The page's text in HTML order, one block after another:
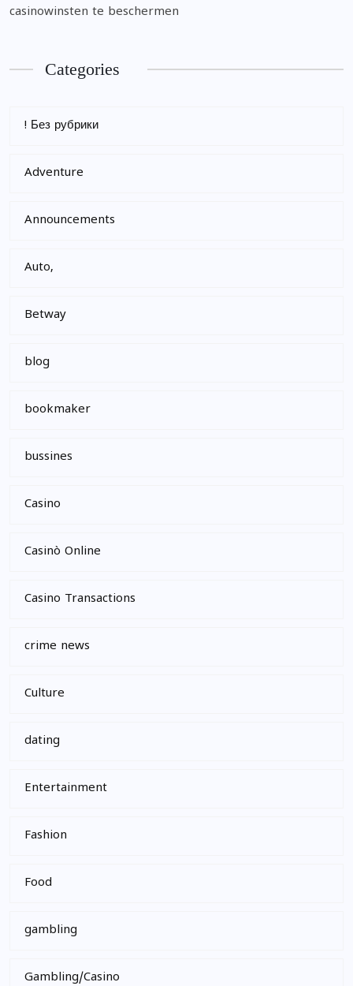
casinowinsten te beschermen
Categories
! Без рубрики
Adventure
Announcements
Auto,
Betway
blog
bookmaker
bussines
Casino
Casinò Online
Casino Transactions
crime news
Culture
dating
Entertainment
Fashion
Food
gambling
Gambling/Casino